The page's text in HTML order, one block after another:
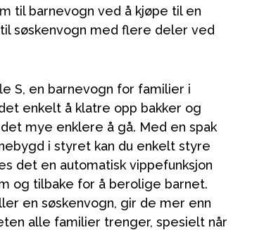
til barnevogn ved å kjøpe til en
søskenvogn med flere deler ved
S, en barnevogn for familier i
enkelt å klatre opp bakker og
mye enklere å gå. Med en spak
i styret kan du enkelt styre
det en automatisk vippefunksjon
og tilbake for å berolige barnet.
en søskenvogn, gir de mer enn
alle familier trenger, spesielt når